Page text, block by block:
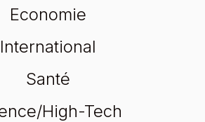
Economie
International
Santé
High-Tech